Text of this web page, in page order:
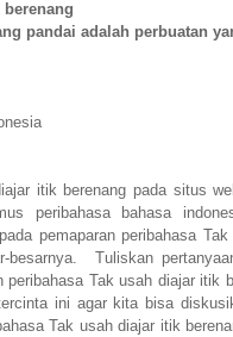
pandai adalah perbuatan
itik berenang pada situs
peribahasa bahasa
pemaparan peribahasa
besarnya. Tuliskan
peribahasa Tak usah diajar itik
ini agar kita bisa
Tak usah diajar itik